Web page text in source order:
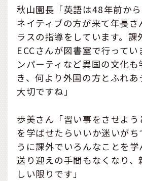
秋山園長「英語は48年前から
ネイティブの方が来て年長さ
ラスの指導をしています。課
ECCさんが図書室で行ってい
ンパーティなど異国の文化も
き、何より外国の方とふれ
大切ですね」
歩美さん「習い事をさせよ
を学ばせたらいいか迷いがち
うに課外でいろんなことを学
送り迎えの手間もなくなり、
しい限りです」